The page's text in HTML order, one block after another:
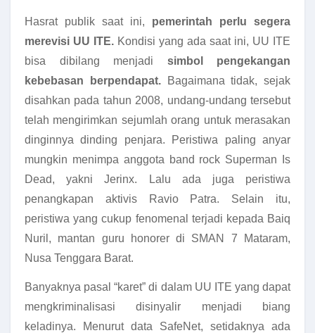
Hasrat publik saat ini, pemerintah perlu segera
merevisi UU ITE. Kondisi yang ada saat ini, UU ITE
bisa dibilang menjadi simbol pengekangan
kebebasan berpendapat.
Bagaimana tidak, sejak
disahkan pada tahun 2008, undang-undang tersebut
telah mengirimkan sejumlah orang untuk merasakan
dinginnya dinding penjara. Peristiwa paling anyar
mungkin menimpa anggota band rock Superman Is
Dead, yakni Jerinx. Lalu ada juga peristiwa
penangkapan aktivis Ravio Patra. Selain itu,
peristiwa yang cukup fenomenal terjadi kepada Baiq
Nuril, mantan guru honorer di SMAN 7 Mataram,
Nusa Tenggara Barat.
Banyaknya pasal “karet” di dalam UU ITE yang dapat
mengkriminalisasi disinyalir menjadi biang
keladinya. Menurut data SafeNet, setidaknya ada